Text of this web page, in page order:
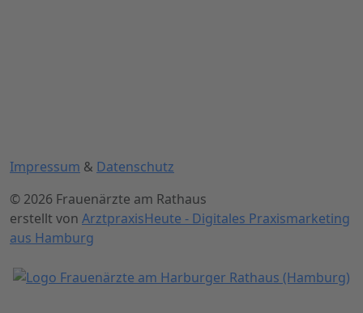
Impressum & Datenschutz
© 2026 Frauenärzte am Rathaus
erstellt von ArztpraxisHeute - Digitales Praxismarketing
aus Hamburg